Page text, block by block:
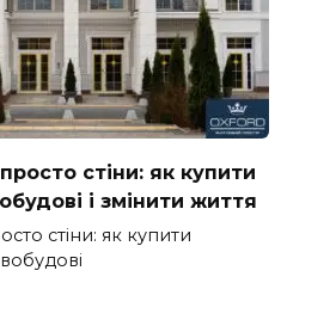
стіни: як купити
і змінити життя
стіни: як купити